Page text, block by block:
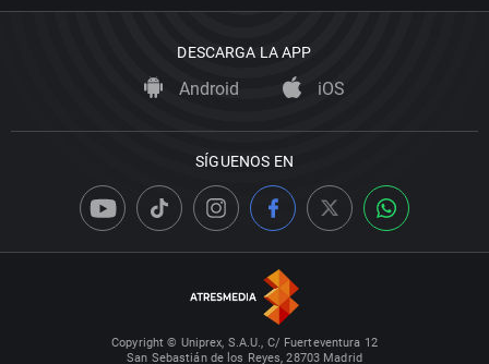
DESCARGA LA APP
Android iOS
SÍGUENOS EN
Copyright © Uniprex, S.A.U., C/ Fuerteventura 12
San Sebastián de los Reyes, 28703 Madrid